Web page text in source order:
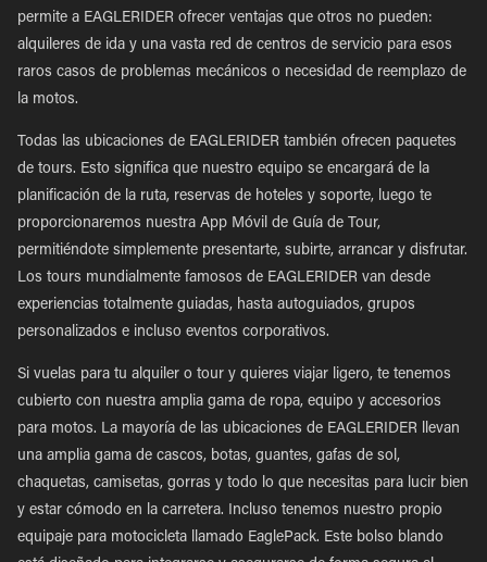
permite a EAGLERIDER ofrecer ventajas que otros no pueden:
alquileres de ida y una vasta red de centros de servicio para esos
raros casos de problemas mecánicos o necesidad de reemplazo de
la motos.
Todas las ubicaciones de EAGLERIDER también ofrecen paquetes
de tours. Esto significa que nuestro equipo se encargará de la
planificación de la ruta, reservas de hoteles y soporte, luego te
proporcionaremos nuestra App Móvil de Guía de Tour,
permitiéndote simplemente presentarte, subirte, arrancar y disfrutar.
Los tours mundialmente famosos de EAGLERIDER van desde
experiencias totalmente guiadas, hasta autoguiados, grupos
personalizados e incluso eventos corporativos.
Si vuelas para tu alquiler o tour y quieres viajar ligero, te tenemos
cubierto con nuestra amplia gama de ropa, equipo y accesorios
para motos. La mayoría de las ubicaciones de EAGLERIDER llevan
una amplia gama de cascos, botas, guantes, gafas de sol,
chaquetas, camisetas, gorras y todo lo que necesitas para lucir bien
y estar cómodo en la carretera. Incluso tenemos nuestro propio
equipaje para motocicleta llamado EaglePack. Este bolso blando